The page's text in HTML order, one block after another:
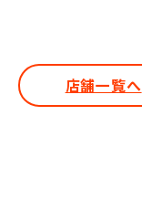
店舗一覧へ